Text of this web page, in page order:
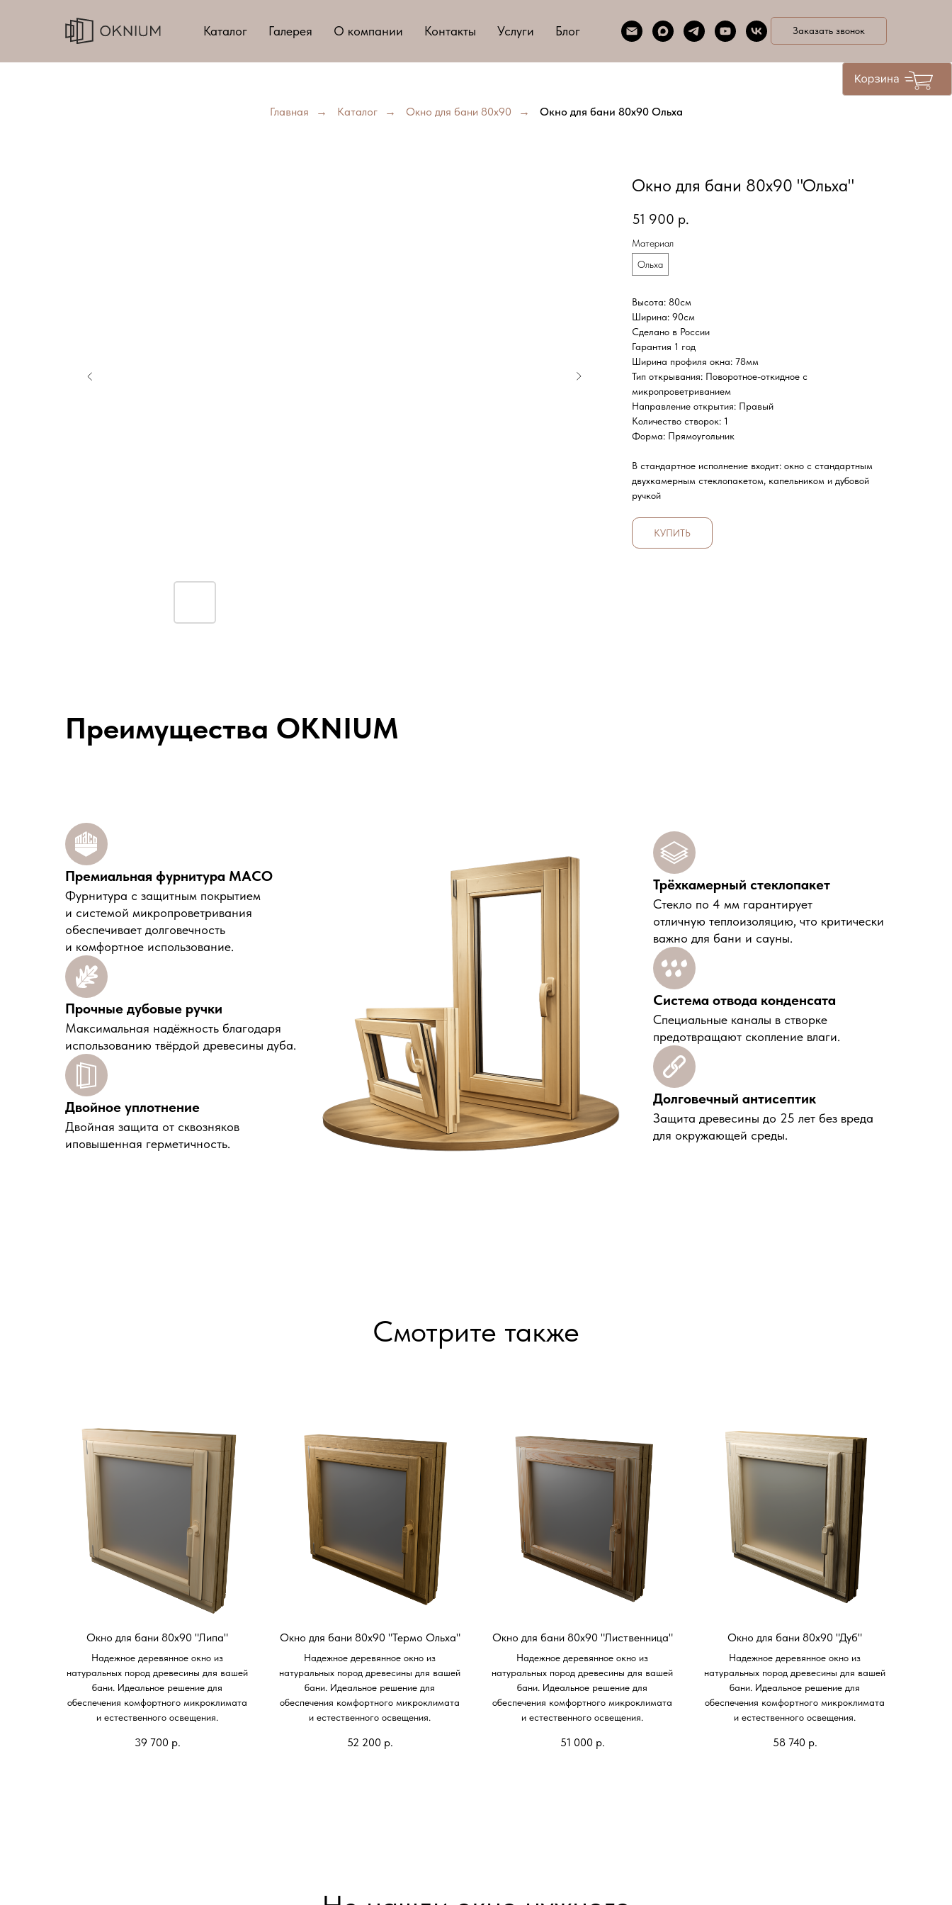
Каталог Галерея О компании Контакты Услуги Блог Заказать звонок
Главная → Каталог → Окно для бани 80х90 → Окно для бани 80х90 Ольха
Окно для бани 80х90 "Ольха"
51 900 р.
Материал
Ольха
Высота: 80см
Ширина: 90см
Сделано в России
Гарантия 1 год
Ширина профиля окна: 78мм
Тип открывания: Поворотное-откидное с
микропроветриванием
Направление открытия: Правый
Количество створок: 1
Форма: Прямоугольник
В стандартное исполнение входит: окно с стандартным
двухкамерным стеклопакетом, капельником и дубовой
ручкой
КУПИТЬ
Преимущества OKNIUM
Премиальная фурнитура MACO
Фурнитура с защитным покрытием
и системой микропроветривания
обеспечивает долговечность
и комфортное использование.
Прочные дубовые ручки
Максимальная надёжность благодаря
использованию твёрдой древесины дуба.
Двойное уплотнение
Двойная защита от сквозняков
иповышенная герметичность.
Трёхкамерный стеклопакет
Cтекло по 4 мм гарантирует
отличную теплоизоляцию, что критически
важно для бани и сауны.
Система отвода конденсата
Специальные каналы в створке
предотвращают скопление влаги.
Долговечный антисептик
Защита древесины до 25 лет без вреда
для окружающей среды.
Смотрите также
Окно для бани 80х90 "Липа"
Надежное деревянное окно из
натуральных пород древесины для вашей
бани. Идеальное решение для
обеспечения комфортного микроклимата
и естественного освещения.
39 700 р.
Окно для бани 80х90 "Термо Ольха"
Надежное деревянное окно из
натуральных пород древесины для вашей
бани. Идеальное решение для
обеспечения комфортного микроклимата
и естественного освещения.
52 200 р.
Окно для бани 80х90 "Лиственница"
Надежное деревянное окно из
натуральных пород древесины для вашей
бани. Идеальное решение для
обеспечения комфортного микроклимата
и естественного освещения.
51 000 р.
Окно для бани 80х90 "Дуб"
Надежное деревянное окно из
натуральных пород древесины для вашей
бани. Идеальное решение для
обеспечения комфортного микроклимата
и естественного освещения.
58 740 р.